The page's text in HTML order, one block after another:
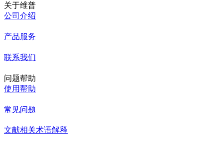
关于维普
公司介绍
产品服务
联系我们
问题帮助
使用帮助
常见问题
文献相关术语解释